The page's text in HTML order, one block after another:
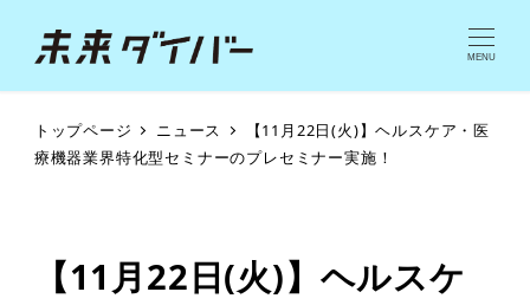
MENU
トップページ ニュース
【11月22日(火)】ヘルスケア・医
療機器業界特化型セミナーのプレセミナー実施！
【11月22日(火)】ヘルスケ